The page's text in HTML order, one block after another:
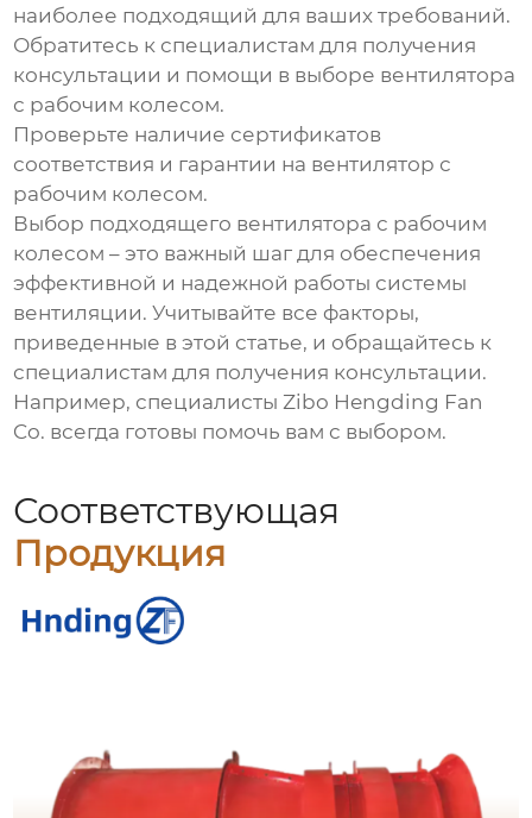
наиболее подходящий для ваших требований.
Обратитесь к специалистам для получения
консультации и помощи в выборе вентилятора
с рабочим колесом.
Проверьте наличие сертификатов
соответствия и гарантии на вентилятор с
рабочим колесом.
Выбор подходящего вентилятора с рабочим
колесом – это важный шаг для обеспечения
эффективной и надежной работы системы
вентиляции. Учитывайте все факторы,
приведенные в этой статье, и обращайтесь к
специалистам для получения консультации.
Например, специалистыZibo Hengding Fan
Co. всегда готовы помочь вам с выбором.
Соответствующая
Продукция